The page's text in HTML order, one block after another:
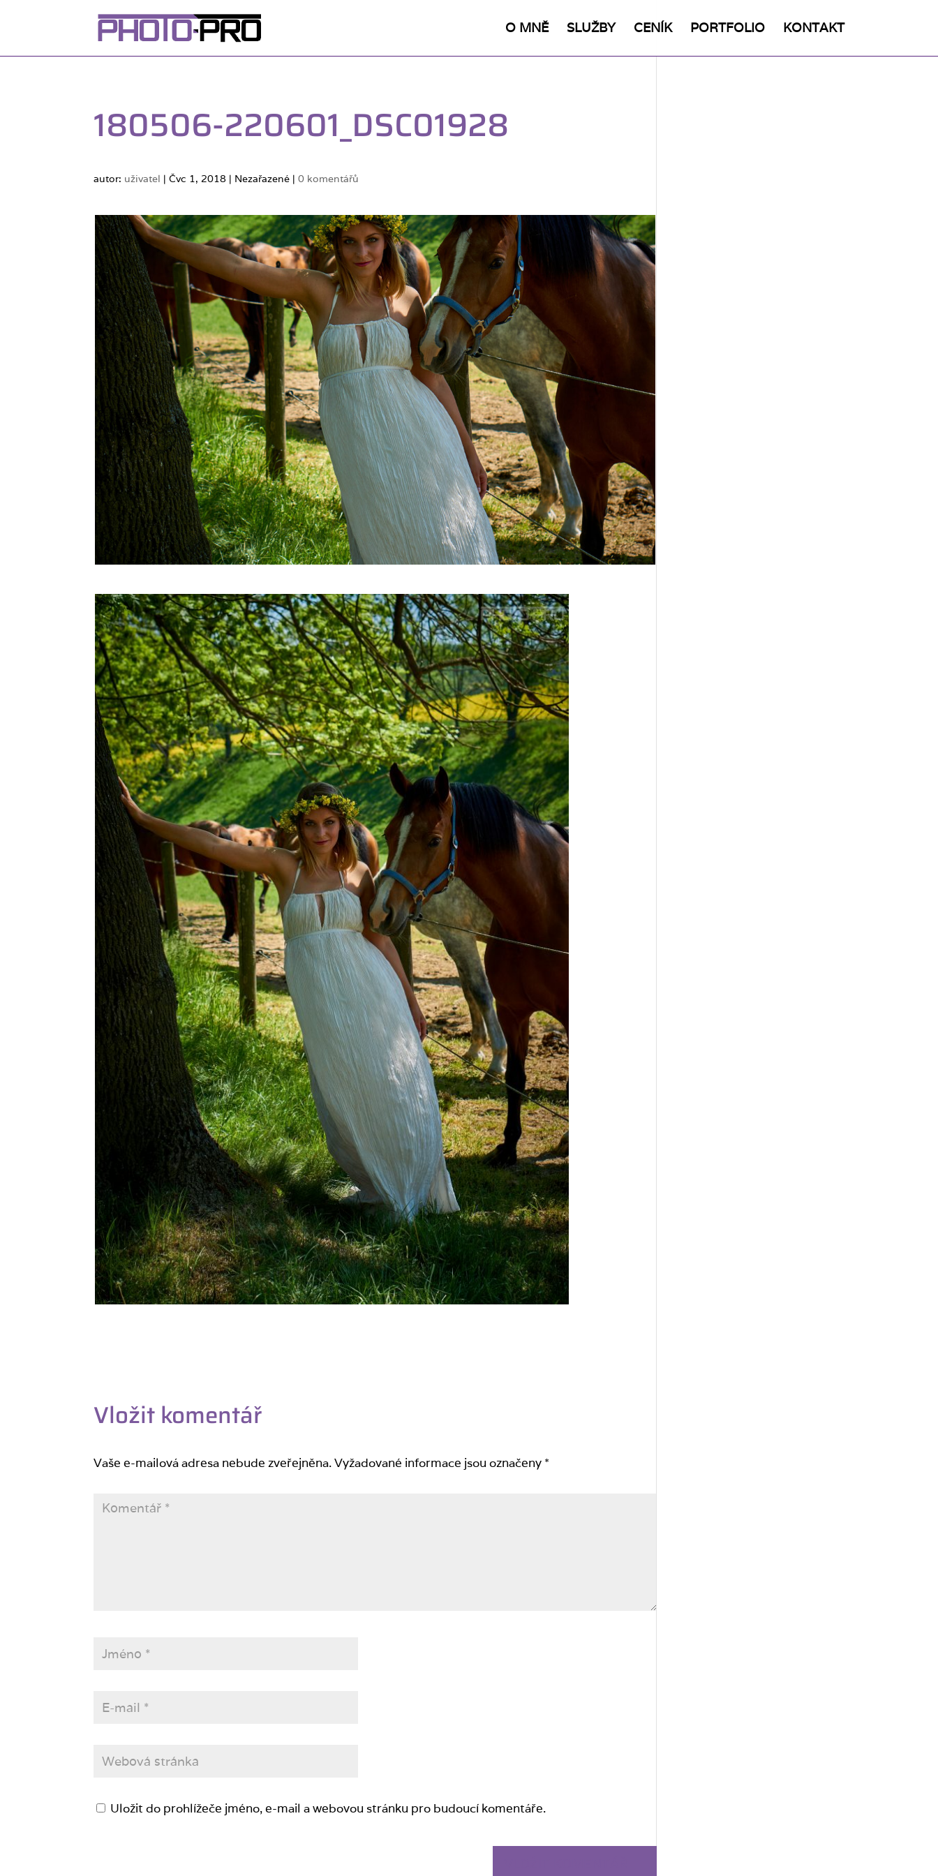
O MNĚ SLUŽBY CENÍK PORTFOLIO KONTAKT
180506-220601_DSC01928
autor: uživatel |Čvc 1, 2018 | Nezařazené |0 komentářů
Vložit komentář
Vaše e-mailová adresa nebude zveřejněna. Vyžadované informace jsou označeny *
Uložit do prohlížeče jméno, e-mail a webovou stránku pro budoucí komentáře.